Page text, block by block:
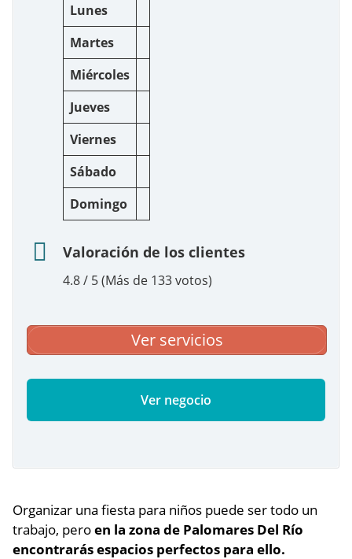
Lunes
Martes
Miércoles
Jueves
Viernes
Sábado
Domingo
Valoración de los clientes
4.8 / 5 (Más de 133 votos)
Ver servicios
Ver negocio
Organizar una fiesta para niños puede ser todo un
trabajo, peroen la zona de Palomares Del Río
encontrarás espacios perfectos para ello.